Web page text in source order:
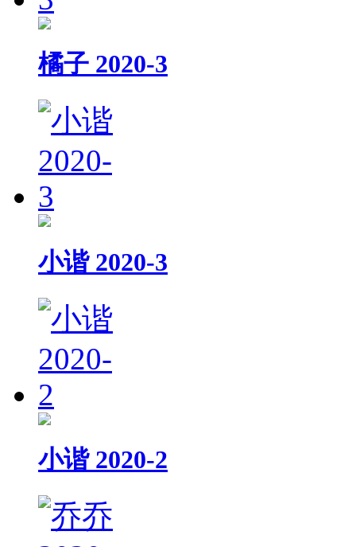
橘子 2020-3
小谐 2020-3
小谐 2020-2